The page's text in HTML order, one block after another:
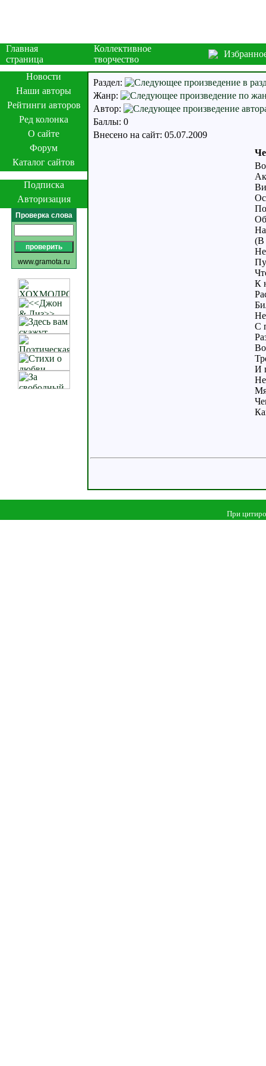
Главная
страница
Коллективное
творчество
Новости
Наши авторы
Рейтинги авторов
Ред колонка
О сайте
Форум
Каталог сайтов
Подписка
Авторизация
Проверка слова
www.gramota.ru
Раздел:
Жанр:
Автор:
Баллы: 0
Внесено на сайт: 05.07.2009
(В
К
С
И
При